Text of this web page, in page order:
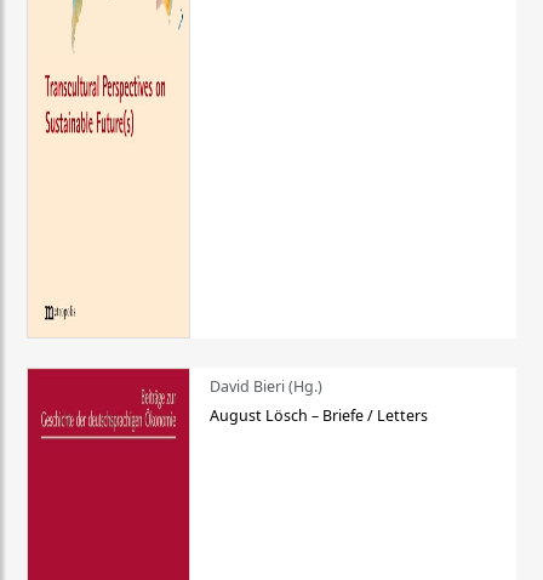
David Bieri (Hg.)
August Lösch – Briefe / Letters